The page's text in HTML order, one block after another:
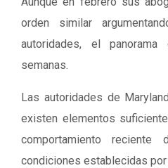
orden similar
autoridades, el
semanas.
Las autoridades de
existen elementos
comportamiento
condiciones establecidas por